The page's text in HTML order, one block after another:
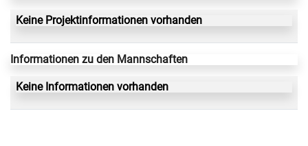
Keine Projektinformationen vorhanden
Informationen zu den Mannschaften
Keine Informationen vorhanden